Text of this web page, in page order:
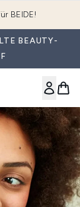
BEIDE!
BEAUTY-